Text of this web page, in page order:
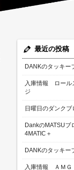
最近の投稿
DANKのタッキ
入庫情報 ロー
ジ
日曜日のダン
DankのMATSUブ
4MATIC＋
DANKのタッキー
入庫情報 ＡＭ